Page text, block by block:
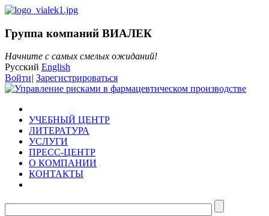
Группа компаний ВИАЛЕК
Начните с самых смелых ожиданий!
Русский English
Войти| Зарегистрироваться
УЧЕБНЫЙ ЦЕНТР
ЛИТЕРАТУРА
УСЛУГИ
ПРЕСС-ЦЕНТР
О КОМПАНИИ
КОНТАКТЫ